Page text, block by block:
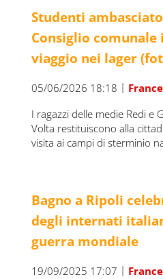
Studenti
Consiglio
viaggio nei lager
05/06/2026 18:18 |
I ragazzi delle medie Redi e
Volta restituiscono alla
visita ai campi di sterminio
Bagno a Ripoli
degli internati
guerra mondiale
19/09/2025 17:07 |